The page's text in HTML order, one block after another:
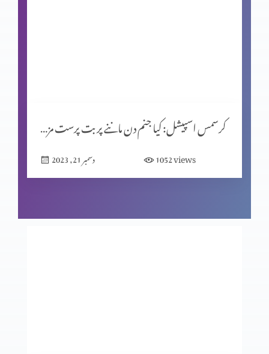
المسیح کے پیروکار عید فسح کیوں نہیں مناتے؟
کرسمس اسپیشل: کیا جنم دن ماننے پر بت پرست مزاہب کا اثر ہے؟
دسمبر 21, 2023 1052views